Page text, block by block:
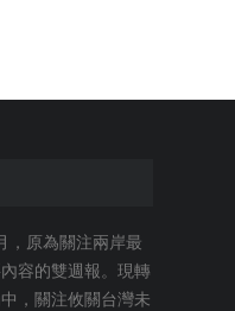
，原為關注兩岸最
容的雙週報。現轉
，關注攸關台灣未